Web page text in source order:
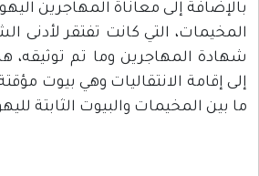
بالإضافة إلى معاناة المهاجرين
المخيمات، التي كانت تفتقر لأدنى
شهادة المهاجرين وما تم توثيقه،
إلى إقامة الانتقاليات وهي بيوت
ما بين المخيمات والبيوت الثابتة